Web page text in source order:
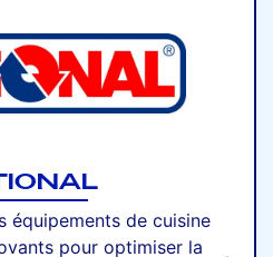
équipements de cuisine
pour optimiser la